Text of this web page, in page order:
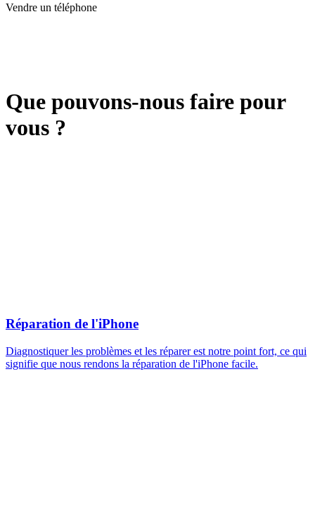
Vendre un téléphone
Que pouvons-nous faire pour
vous ?
Réparation de l'iPhone
Diagnostiquer les problèmes et les réparer est notre point fort, ce qui
signifie que nous rendons la réparation de l'iPhone facile.